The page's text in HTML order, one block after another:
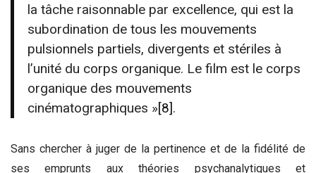
la tâche raisonnable par excellence, qui est la
subordination de tous les mouvements
pulsionnels partiels, divergents et stériles à
l’unité du corps organique. Le film est le corps
organique des mouvements
cinématographiques »[8].
Sans chercher à juger de la pertinence et de la fidélité de
ses emprunts aux théories psychanalytiques et